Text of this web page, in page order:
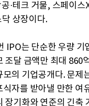
·테크 거물, 스페이스
닥 상장이다.
IPO는 단순한 우량 기
조달 금액만 최대 860
모의 기업공개다. 문제
식자를 받아낼 만한 여
장기화와 연준의 긴축